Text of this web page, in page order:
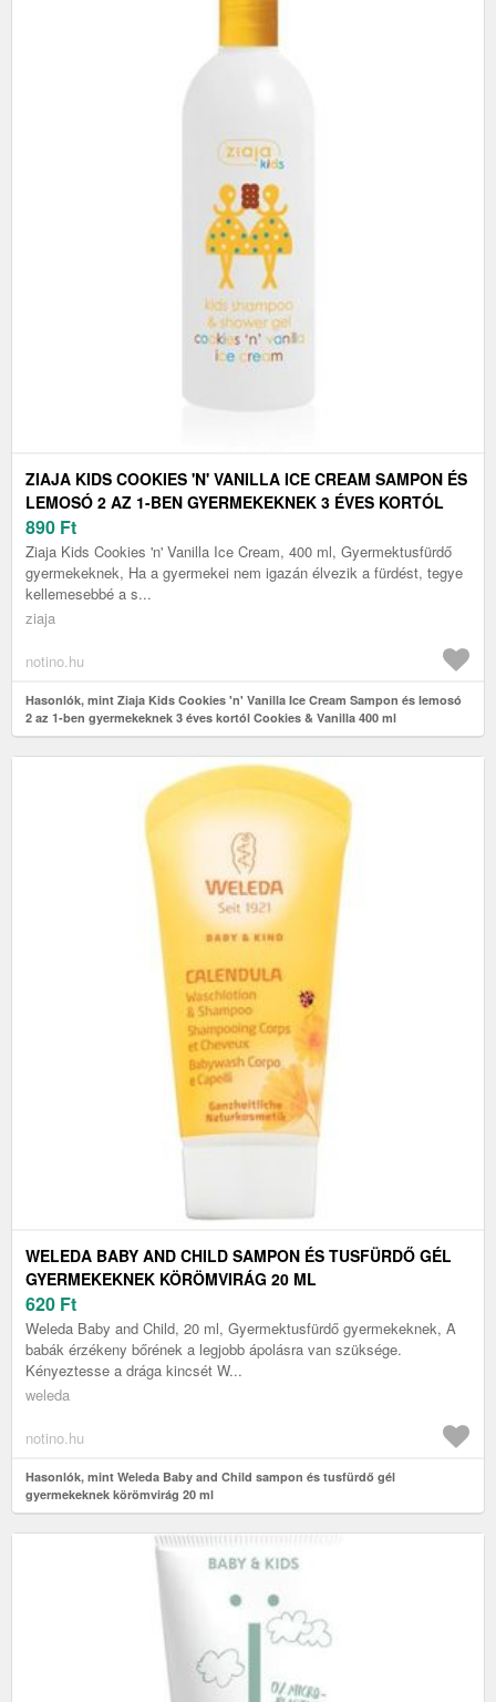
ZIAJA KIDS COOKIES 'N' VANILLA ICE CREAM SAMPON ÉS
LEMOSÓ 2 AZ 1-BEN GYERMEKEKNEK 3 ÉVES KORTÓL
COOKIES & VANILLA 400 ML
890 Ft
Ziaja Kids Cookies 'n' Vanilla Ice Cream, 400 ml, Gyermektusfürdő
gyermekeknek, Ha a gyermekei nem igazán élvezik a fürdést, tegye
kellemesebbé a s...
ziaja
notino.hu
Hasonlók, mint Ziaja Kids Cookies 'n' Vanilla Ice Cream Sampon és lemosó
2 az 1-ben gyermekeknek 3 éves kortól Cookies & Vanilla 400 ml
WELEDA BABY AND CHILD SAMPON ÉS TUSFÜRDŐ GÉL
GYERMEKEKNEK KÖRÖMVIRÁG 20 ML
620 Ft
Weleda Baby and Child, 20 ml, Gyermektusfürdő gyermekeknek, A
babák érzékeny bőrének a legjobb ápolásra van szüksége.
Kényeztesse a drága kincsét W...
weleda
notino.hu
Hasonlók, mint Weleda Baby and Child sampon és tusfürdő gél
gyermekeknek körömvirág 20 ml